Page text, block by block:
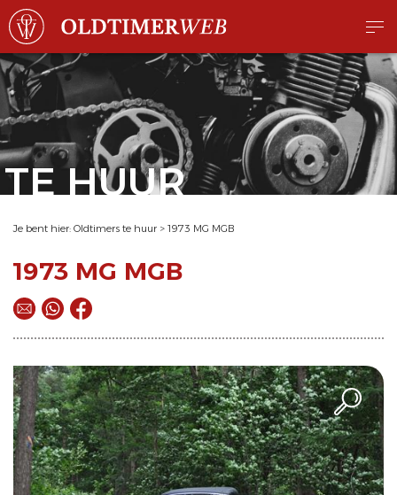
TE HUUR
Je bent hier: Oldtimers te huur > 1973 MG MGB
1973 MG MGB